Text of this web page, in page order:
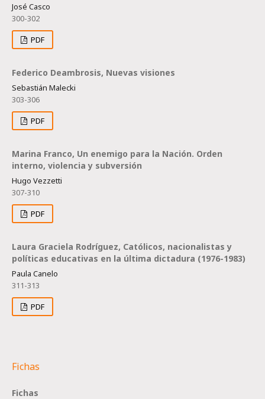
José Casco
300-302
PDF
Federico Deambrosis, Nuevas visiones
Sebastián Malecki
303-306
PDF
Marina Franco, Un enemigo para la Nación. Orden
interno, violencia y subversión
Hugo Vezzetti
307-310
PDF
Laura Graciela Rodríguez, Católicos, nacionalistas y
políticas educativas en la última dictadura (1976-1983)
Paula Canelo
311-313
PDF
Fichas
Fichas